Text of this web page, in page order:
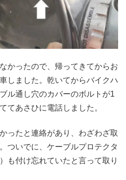
かったので、帰ってきてからお
しました。乾いてからバイクハ
ル通し穴のカバーのボルトが1
てあさひに電話しました。
ったと連絡があり、わざわざ取
ついでに、ケーブルプロテクタ
も付け忘れていたと言って取り